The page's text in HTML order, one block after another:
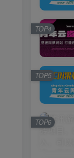
TOP4
TOP5
TOP6